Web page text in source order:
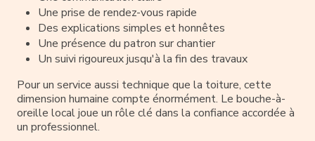
Une prise de rendez-vous rapide
Des explications simples et honnêtes
Une présence du patron sur chantier
Un suivi rigoureux jusqu'à la fin des travaux
Pour un service aussi technique que la toiture, cette
dimension humaine compte énormément. Le bouche-à-
oreille local joue un rôle clé dans la confiance accordée à
un professionnel.